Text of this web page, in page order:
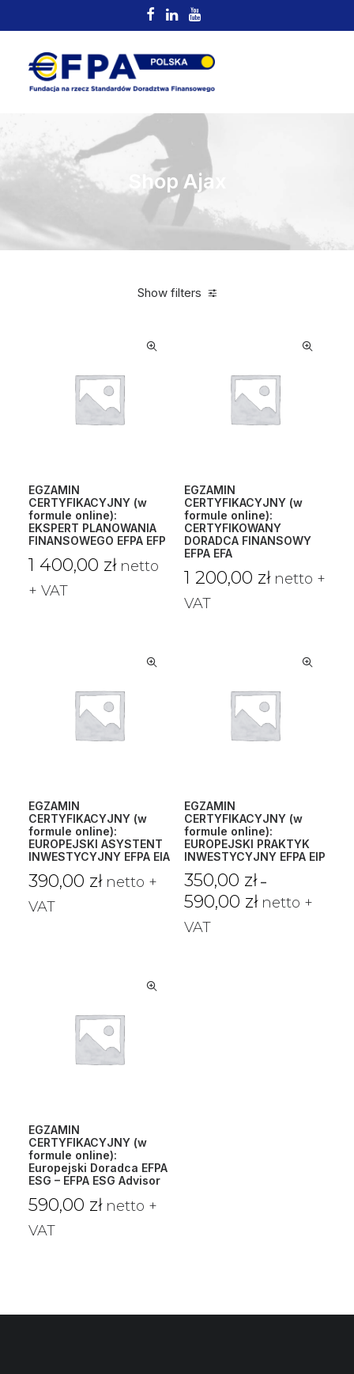
Shop Ajax
Show filters
EGZAMIN
CERTYFIKACYJNY (w
formule online):
EKSPERT PLANOWANIA
FINANSOWEGO EFPA EFP
1 400,00 zł netto
+ VAT
EGZAMIN
CERTYFIKACYJNY (w
formule online):
CERTYFIKOWANY
DORADCA FINANSOWY
EFPA EFA
1 200,00 zł netto +
VAT
EGZAMIN
CERTYFIKACYJNY (w
formule online):
EUROPEJSKI ASYSTENT
INWESTYCYJNY EFPA EIA
390,00 zł netto +
VAT
EGZAMIN
CERTYFIKACYJNY (w
formule online):
EUROPEJSKI PRAKTYK
INWESTYCYJNY EFPA EIP
350,00 zł –
590,00 zł Zakres
cen:
netto +
VAT
EGZAMIN
CERTYFIKACYJNY (w
formule online):
Europejski Doradca EFPA
ESG – EFPA ESG Advisor
590,00 zł netto +
VAT